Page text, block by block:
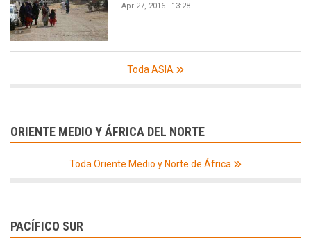
Apr 27, 2016 - 13:28
Toda ASIA
ORIENTE MEDIO Y ÁFRICA DEL NORTE
Toda Oriente Medio y Norte de África
PACÍFICO SUR